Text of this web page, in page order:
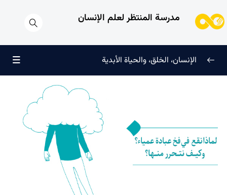
مدرسة المنتظر لعلم الإنسان
0/5
لماذا خُلقنا؟
سرّ الفرح والسكينة الدائمة
الإنسان، الخلق، والحياة الأبدية